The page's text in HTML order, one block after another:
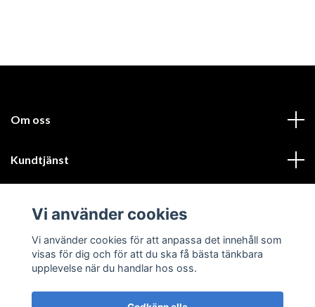
Om oss
Kundtjänst
Sociala medier
Vi använder cookies
Vi använder cookies för att anpassa det innehåll som
visas för dig och för att du ska få bästa tänkbara
upplevelse när du handlar hos oss.